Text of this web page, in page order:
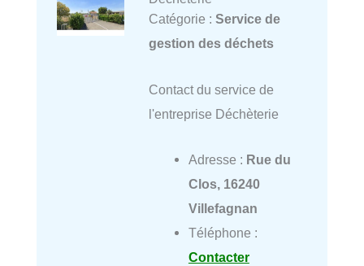
Catégorie : Service de
gestion des déchets
Contact du service de
l'entreprise Déchèterie
Adresse : Rue du
Clos, 16240
Villefagnan
Téléphone :
Contacter